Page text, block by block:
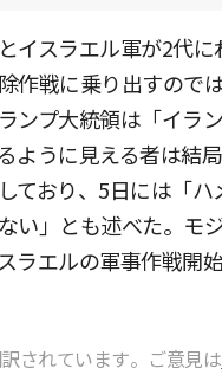
イスラエル軍が2代に
作戦に乗り出すので
ンプ大統領は「イラ
ように見える者は結局
ており、5日には「ハ
い」とも述べた。モ
ラエルの軍事作戦開
されています。ご意見は